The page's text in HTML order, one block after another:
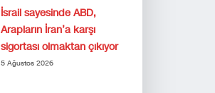
İsrail sayesinde ABD,
Arapların İran’a karşı
sigortası olmaktan çıkıyor
5 Ağustos 2026